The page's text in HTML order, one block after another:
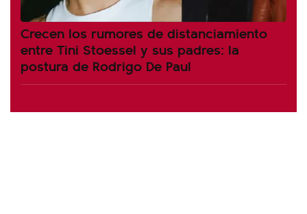
Crecen los rumores de distanciamiento
entre Tini Stoessel y sus padres: la
postura de Rodrigo De Paul